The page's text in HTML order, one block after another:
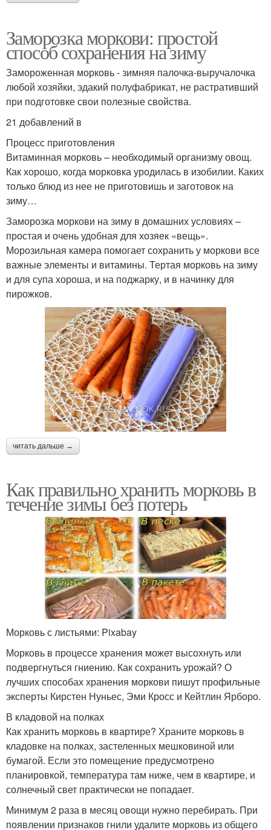
Заморозка моркови: простой
способ сохранения на зиму
Замороженная морковь - зимняя палочка-выручалочка
любой хозяйки, эдакий полуфабрикат, не растративший
при подготовке свои полезные свойства.
21 добавлений в
Процесс приготовления
Витаминная морковь – необходимый организму овощ.
Как хорошо, когда морковка уродилась в изобилии. Каких
только блюд из нее не приготовишь и заготовок на
зиму…
Заморозка моркови на зиму в домашних условиях –
простая и очень удобная для хозяек «вещь».
Морозильная камера помогает сохранить у моркови все
важные элементы и витамины. Тертая морковь на зиму
и для супа хороша, и на поджарку, и в начинку для
пирожков.
читать дальше →
Как правильно хранить морковь в
течение зимы без потерь
Морковь с листьями: Pixabay
Морковь в процессе хранения может высохнуть или
подвергнуться гниению. Как сохранить урожай? О
лучших способах хранения моркови пишут профильные
эксперты Кирстен Нуньес, Эми Кросс и Кейтлин Ярборо.
В кладовой на полках
Как хранить морковь в квартире? Храните морковь в
кладовке на полках, застеленных мешковиной или
бумагой. Если это помещение предусмотрено
планировкой, температура там ниже, чем в квартире, и
солнечный свет практически не попадает.
Минимум 2 раза в месяц овощи нужно перебирать. При
появлении признаков гнили удалите морковь из общего